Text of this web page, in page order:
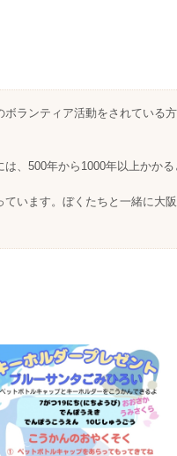
ランティア活動をされている
、500年から1000年以上かかる
います。ぼくたちと一緒に大